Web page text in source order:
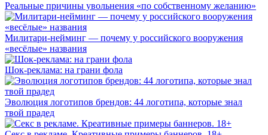
Реальные причины увольнения «по собственному желанию»
Милитари-нейминг — почему у российского вооружения
«весёлые» названия
Шок-реклама: на грани фола
Эволюция логотипов брендов: 44 логотипа, которые знал
твой прадед